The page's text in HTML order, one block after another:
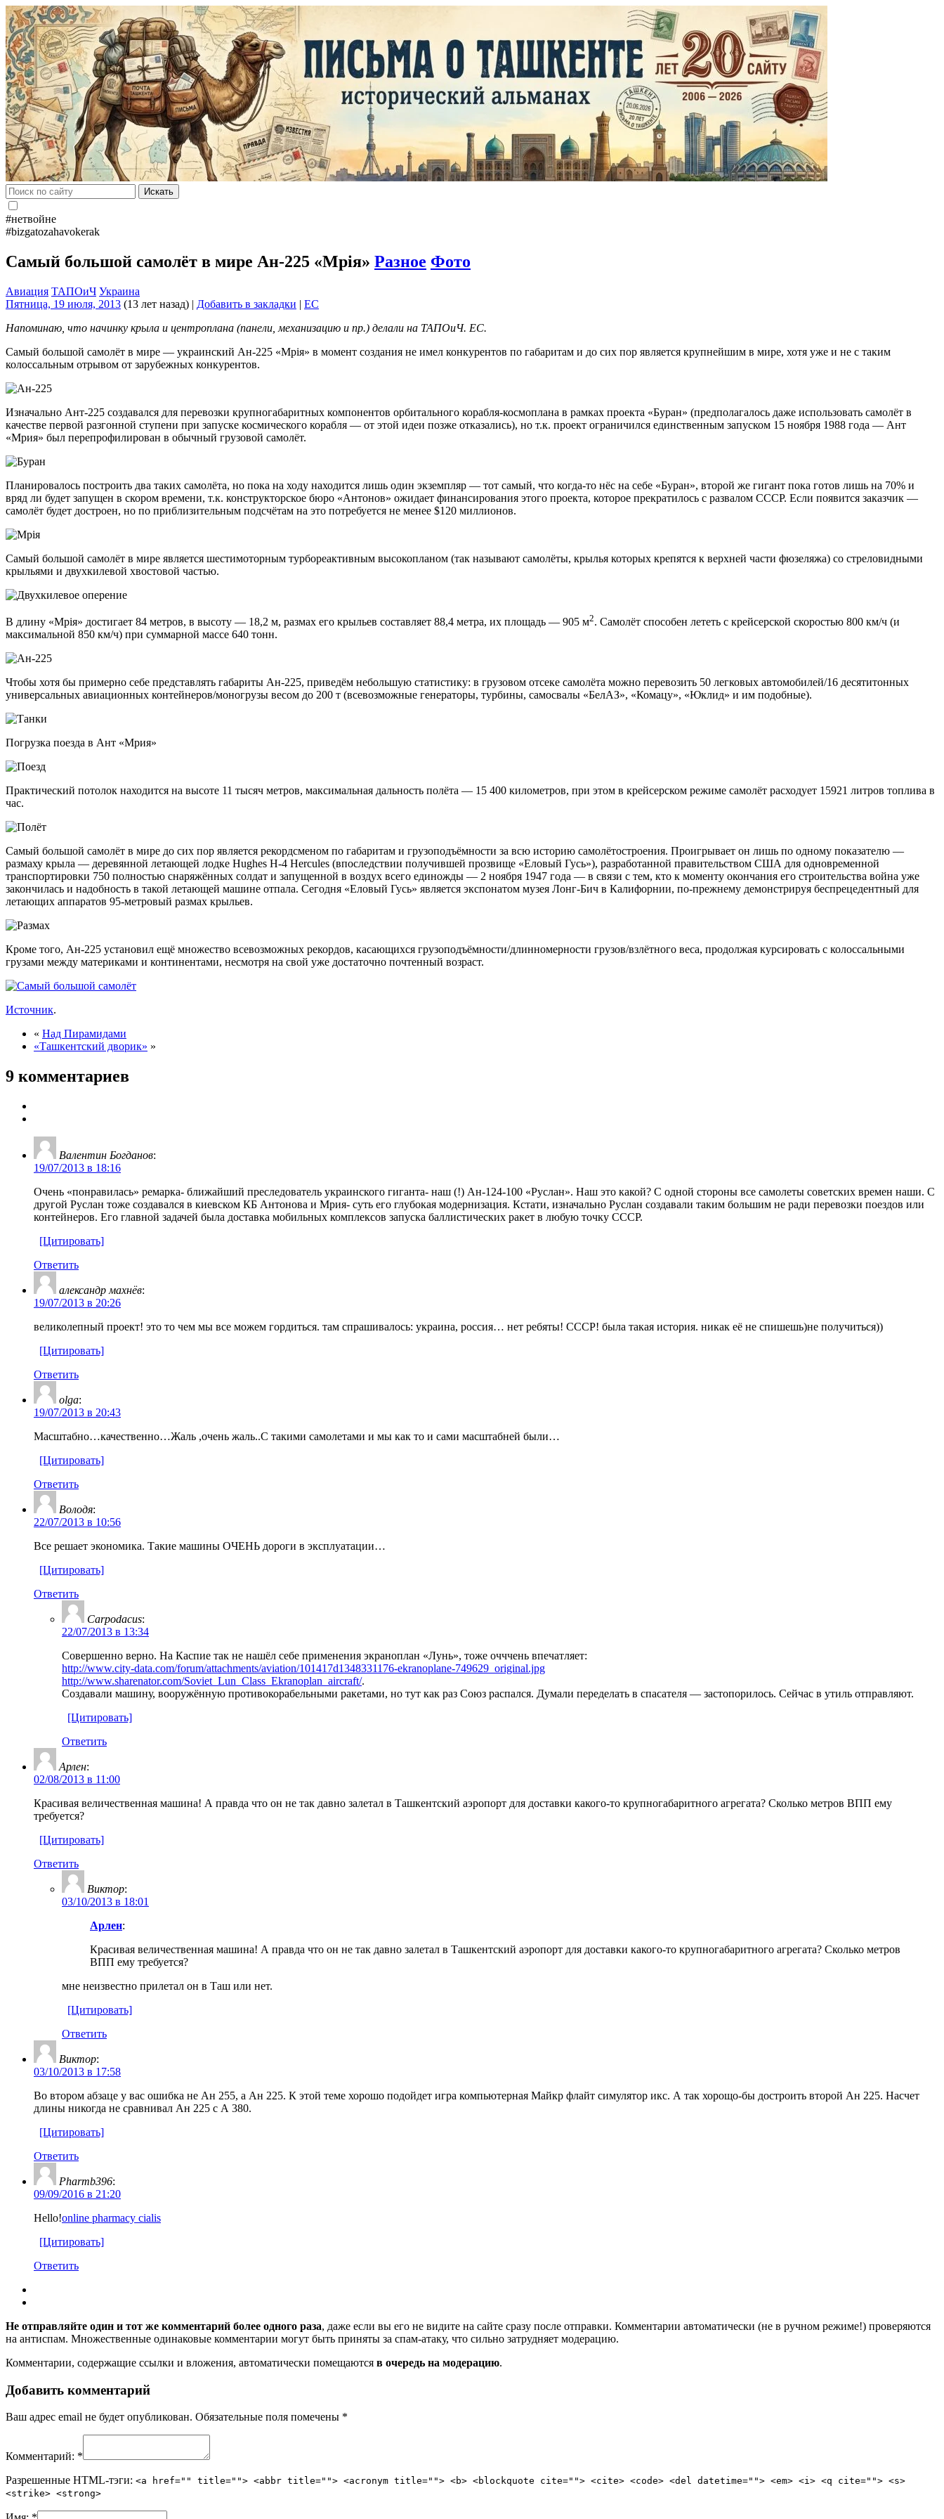
Искать
#нетвойне
#bizgatozahavokerak
Самый большой самолёт в мире Ан-225 «Мрiя» Разное Фото
Авиация ТАПОиЧ Украина
Пятница, 19 июля, 2013 (13 лет назад) | Добавить в закладки | EC
Напоминаю, что начинку крыла и центроплана (панели, механизацию и пр.) делали на ТАПОиЧ. ЕС.
Самый большой самолёт в мире — украинский Ан-225 «Мрiя» в момент создания не имел конкурентов по габаритам и до сих пор является крупнейшим в мире, хотя уже и не с таким
колоссальным отрывом от зарубежных конкурентов.
Изначально Ант-225 создавался для перевозки крупногабаритных компонентов орбитального корабля-космоплана в рамках проекта «Буран» (предполагалось даже использовать самолёт в
качестве первой разгонной ступени при запуске космического корабля — от этой идеи позже отказались), но т.к. проект ограничился единственным запуском 15 ноября 1988 года — Ант
«Мрия» был перепрофилирован в обычный грузовой самолёт.
Планировалось построить два таких самолёта, но пока на ходу находится лишь один экземпляр — тот самый, что когда-то нёс на себе «Буран», второй же гигант пока готов лишь на 70% и
вряд ли будет запущен в скором времени, т.к. конструкторское бюро «Антонов» ожидает финансирования этого проекта, которое прекратилось с развалом СССР. Если появится заказчик —
самолёт будет достроен, но по приблизительным подсчётам на это потребуется не менее $120 миллионов.
Самый большой самолёт в мире является шестимоторным турбореактивным высокопланом (так называют самолёты, крылья которых крепятся к верхней части фюзеляжа) со стреловидными
крыльями и двухкилевой хвостовой частью.
В длину «Мрiя» достигает 84 метров, в высоту — 18,2 м, размах его крыльев составляет 88,4 метра, их площадь — 905 м2. Самолёт способен лететь с крейсерской скоростью 800 км/ч (и
максимальной 850 км/ч) при суммарной массе 640 тонн.
Чтобы хотя бы примерно себе представлять габариты Ан-225, приведём небольшую статистику: в грузовом отсеке самолёта можно перевозить 50 легковых автомобилей/16 десятитонных
универсальных авиационных контейнеров/моногрузы весом до 200 т (всевозможные генераторы, турбины, самосвалы «БелАЗ», «Комацу», «Юклид» и им подобные).
Погрузка поезда в Ант «Мрия»
Практический потолок находится на высоте 11 тысяч метров, максимальная дальность полёта — 15 400 километров, при этом в крейсерском режиме самолёт расходует 15921 литров топлива в
час.
Самый большой самолёт в мире до сих пор является рекордсменом по габаритам и грузоподъёмности за всю историю самолётостроения. Проигрывает он лишь по одному показателю —
размаху крыла — деревянной летающей лодке Hughes H-4 Hercules (впоследствии получившей прозвище «Еловый Гусь»), разработанной правительством США для одновременной
транспортировки 750 полностью снаряжённых солдат и запущенной в воздух всего единожды — 2 ноября 1947 года — в связи с тем, кто к моменту окончания его строительства война уже
закончилась и надобность в такой летающей машине отпала. Сегодня «Еловый Гусь» является экспонатом музея Лонг-Бич в Калифорнии, по-прежнему демонстрируя беспрецедентный для
летающих аппаратов 95-метровый размах крыльев.
Кроме того, Ан-225 установил ещё множество всевозможных рекордов, касающихся грузоподъёмности/длинномерности грузов/взлётного веса, продолжая курсировать с колоссальными
грузами между материками и континентами, несмотря на свой уже достаточно почтенный возраст.
Источник.
« Над Пирамидами
«Ташкентский дворик» »
9 комментариев
Валентин Богданов:
19/07/2013 в 18:16
Очень «понравилась» ремарка- ближайший преследователь украинского гиганта- наш (!) Ан-124-100 «Руслан». Наш это какой? С одной стороны все самолеты советских времен наши. С
другой Руслан тоже создавался в киевском КБ Антонова и Мрия- суть его глубокая модернизация. Кстати, изначально Руслан создавали таким большим не ради перевозки поездов или
контейнеров. Его главной задачей была доставка мобильных комплексов запуска баллистических ракет в любую точку СССР.
[Цитировать]
Ответить
александр махнёв:
19/07/2013 в 20:26
великолепный проект! это то чем мы все можем гордиться. там спрашивалось: украина, россия… нет ребяты! СССР! была такая история. никак её не спишешь)не получиться))
[Цитировать]
Ответить
olga:
19/07/2013 в 20:43
Масштабно…качественно…Жаль ,очень жаль..С такими самолетами и мы как то и сами масштабней были…
[Цитировать]
Ответить
Володя:
22/07/2013 в 10:56
Все решает экономика. Такие машины ОЧЕНЬ дороги в эксплуатации…
[Цитировать]
Ответить
Carpodacus:
22/07/2013 в 13:34
Совершенно верно. На Каспие так не нашёл себе применения экраноплан «Лунь», тоже очччень впечатляет:
http://www.city-data.com/forum/attachments/aviation/101417d1348331176-ekranoplane-749629_original.jpg
http://www.sharenator.com/Soviet_Lun_Class_Ekranoplan_aircraft/.
Создавали машину, вооружённую противокорабельными ракетами, но тут как раз Союз распался. Думали переделать в спасателя — застопорилось. Сейчас в утиль отправляют.
[Цитировать]
Ответить
Арлен:
02/08/2013 в 11:00
Красивая величественная машина! А правда что он не так давно залетал в Ташкентский аэропорт для доставки какого-то крупногабаритного агрегата? Сколько метров ВПП ему
требуется?
[Цитировать]
Ответить
Виктор:
03/10/2013 в 18:01
Арлен:
Красивая величественная машина! А правда что он не так давно залетал в Ташкентский аэропорт для доставки какого-то крупногабаритного агрегата? Сколько метров
ВПП ему требуется?
мне неизвестно прилетал он в Таш или нет.
[Цитировать]
Ответить
Виктор:
03/10/2013 в 17:58
Во втором абзаце у вас ошибка не Ан 255, а Ан 225. К этой теме хорошо подойдет игра компьютерная Mайкр флайт симулятор икс. А так хорощо-бы достроить второй Ан 225. Насчет
длины никогда не сравнивал Ан 225 с А 380.
[Цитировать]
Ответить
Pharmb396:
09/09/2016 в 21:20
Hello!online pharmacy cialis
[Цитировать]
Ответить
Не отправляйте один и тот же комментарий более одного раза, даже если вы его не видите на сайте сразу после отправки. Комментарии автоматически (не в ручном режиме!) проверяются
на антиспам. Множественные одинаковые комментарии могут быть приняты за спам-атаку, что сильно затрудняет модерацию.
Комментарии, содержащие ссылки и вложения, автоматически помещаются в очередь на модерацию.
Добавить комментарий
Ваш адрес email не будет опубликован. Обязательные поля помечены *
Комментарий: *
Разрешенные HTML-тэги: <a href="" title=""> <abbr title=""> <acronym title=""> <b> <blockquote cite=""> <cite> <code> <del datetime=""> <em> <i> <q cite=""> <s>
<strike> <strong>